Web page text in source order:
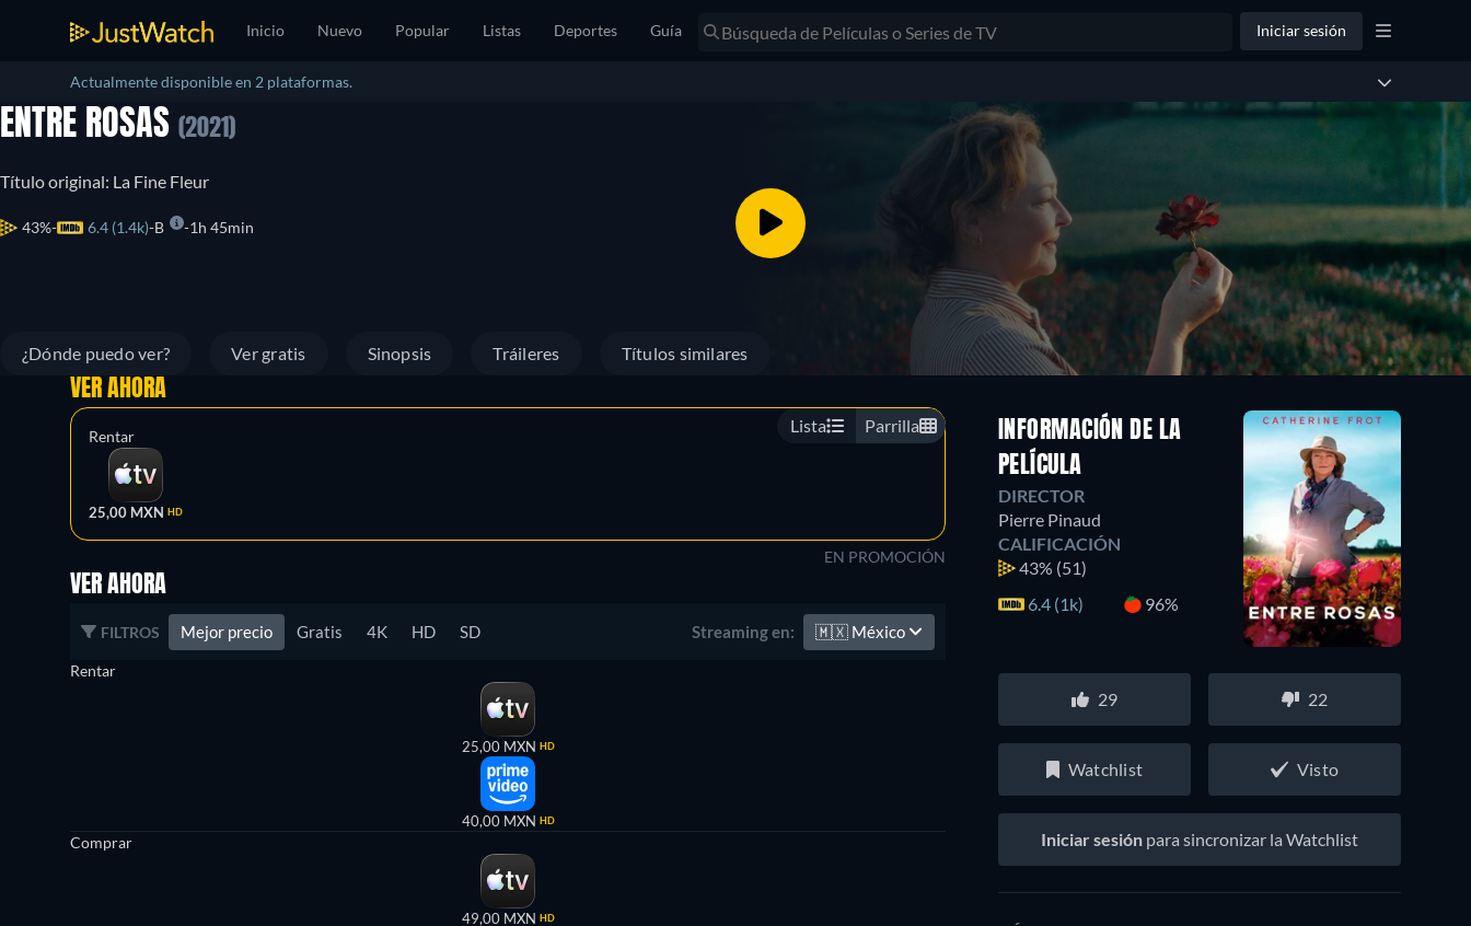
Inicio Nuevo Popular Listas Deportes Guía Iniciar sesión
Actualmente disponible en 2 plataformas.
ENTRE ROSAS (2021)
Título original: La Fine Fleur
43% 6.4 (1.4k) B 1h 45min
¿Dónde puedo ver? Ver gratis Sinopsis Tráileres Títulos similares
Lista Parrilla
VER AHORA
Rentar
25,00 MXN HD
EN PROMOCIÓN
VER AHORA
FILTROS Mejor precio Gratis 4K HD SD Streaming en: 🇲🇽 México
Rentar
25,00 MXN HD
40,00 MXN HD
Comprar
49,00 MXN HD
INFORMACIÓN DE LA
PELÍCULA
DIRECTOR
Pierre Pinaud
CALIFICACIÓN
43% (51)
6.4 (1k)
96%
29 22
Watchlist Visto
Iniciar sesión para sincronizar la Watchlist